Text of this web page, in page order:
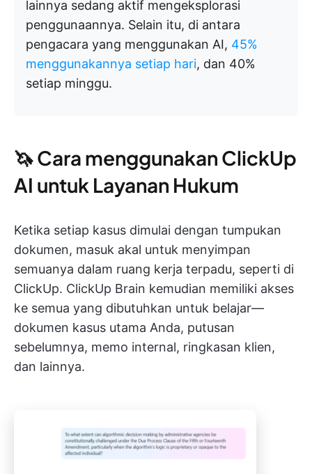
lainnya sedang aktif mengeksplorasi
penggunaannya. Selain itu, di antara
pengacara yang menggunakan AI, 45%
menggunakannya setiap hari, dan 40%
setiap minggu.
🦄 Cara menggunakan ClickUp
AI untuk Layanan Hukum
Ketika setiap kasus dimulai dengan tumpukan
dokumen, masuk akal untuk menyimpan
semuanya dalam ruang kerja terpadu, seperti di
ClickUp. ClickUp Brain kemudian memiliki akses
ke semua yang dibutuhkan untuk belajar—
dokumen kasus utama Anda, putusan
sebelumnya, memo internal, ringkasan klien,
dan lainnya.